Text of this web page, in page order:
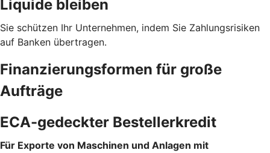
Liquide bleiben
Sie schützen Ihr Unternehmen, indem Sie Zahlungsrisiken
auf Banken übertragen.
Finanzierungsformen für große
Aufträge
ECA-gedeckter Bestellerkredit
Für Exporte von Maschinen und Anlagen mit